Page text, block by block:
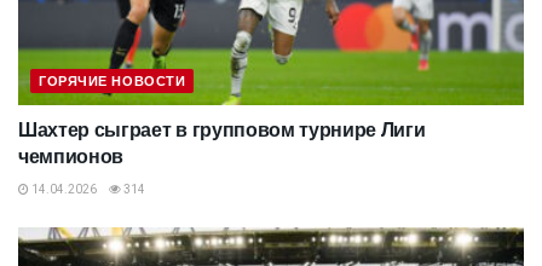
ГОРЯЧИЕ НОВОСТИ
Шахтер сыграет в групповом турнире Лиги
чемпионов
14.04.2026 314